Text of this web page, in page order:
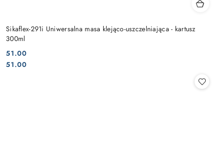
Sikaflex-291i Uniwersalna masa klejąco-uszczelniająca - kartusz
300ml
Cena:
51.00
Cena:
51.00